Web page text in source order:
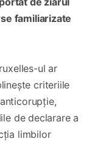
familiarizate
ul ar
criteriile
de declarare a
limbilor